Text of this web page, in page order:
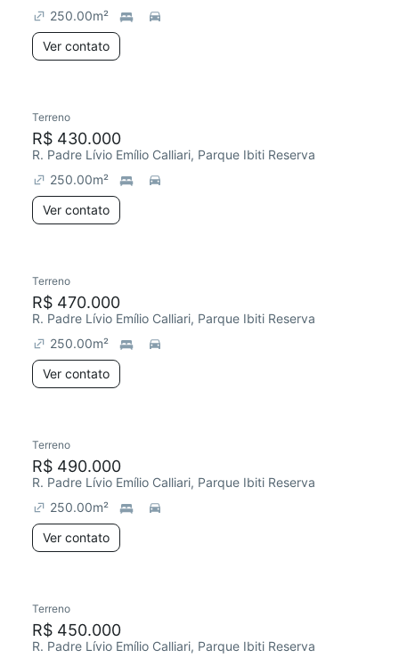
250.00m²
Ver contato
Terreno
R$ 430.000
R. Padre Lívio Emílio Calliari, Parque Ibiti Reserva
250.00m²
Ver contato
Terreno
R$ 470.000
R. Padre Lívio Emílio Calliari, Parque Ibiti Reserva
250.00m²
Ver contato
Terreno
R$ 490.000
R. Padre Lívio Emílio Calliari, Parque Ibiti Reserva
250.00m²
Ver contato
Terreno
R$ 450.000
R. Padre Lívio Emílio Calliari, Parque Ibiti Reserva